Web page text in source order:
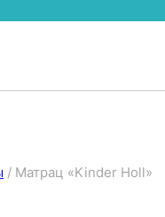
/ Матрац «Kinder Holl»